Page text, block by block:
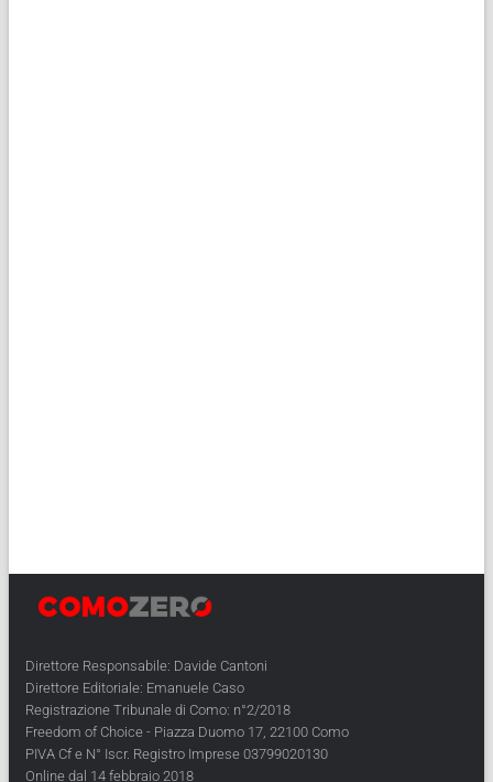
Direttore Responsabile: Davide Cantoni
Direttore Editoriale: Emanuele Caso
Registrazione Tribunale di Como: n°2/2018
Freedom of Choice - Piazza Duomo 17, 22100 Como
PIVA Cf e N° Iscr. Registro Imprese 03799020130
Online dal 14 febbraio 2018